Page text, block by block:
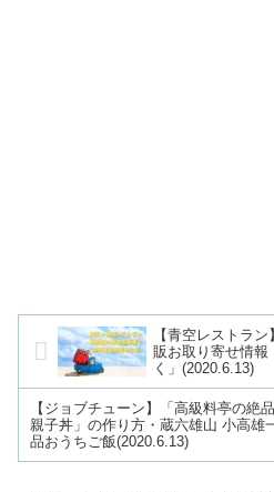
【青空レストラ
販お取り寄せ情報
く」(2020.6.13)
【ジョブチューン】「高級料亭の絶
親子丼」の作り方・蔵六雄山 小高雄
品おうちご飯(2020.6.13)